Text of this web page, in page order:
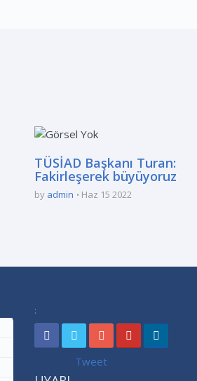
TÜSİAD Başkanı Turan:
Fakirleşerek büyüyoruz
by admin Haz 15 2022
:
Tweet